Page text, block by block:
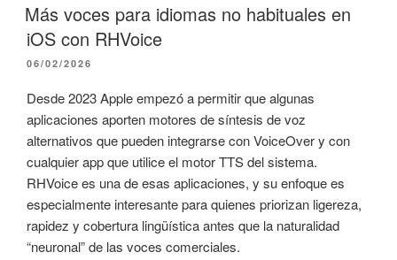
Más voces para idiomas no habituales en
iOS con RHVoice
PUBLICADO
06/02/2026
Desde 2023 Apple empezó a permitir que algunas
aplicaciones aporten motores de síntesis de voz
alternativos que pueden integrarse con VoiceOver y con
cualquier app que utilice el motor TTS del sistema.
RHVoice es una de esas aplicaciones, y su enfoque es
especialmente interesante para quienes priorizan ligereza,
rapidez y cobertura lingüística antes que la naturalidad
“neuronal” de las voces comerciales.